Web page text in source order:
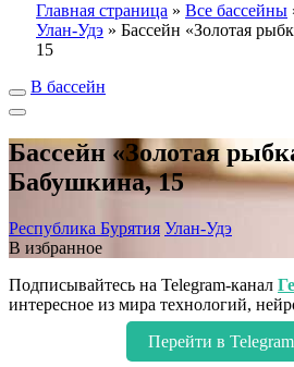
Главная страница » Все бассейны
Улан-Удэ » Бассейн «Золотая
15
В бассейн
Бассейн «Золотая
Бабушкина, 15
Республика Бурятия Улан-Удэ
В избранное
Подписывайтесь на Telegram-канал
интересное из мира технологий,
Перейти в